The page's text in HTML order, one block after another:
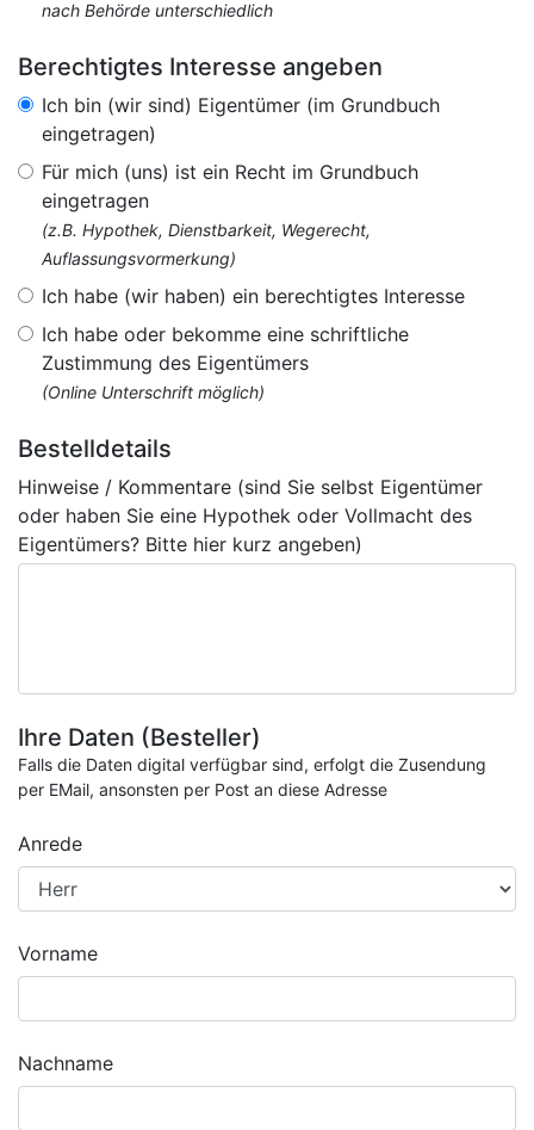
nach Behörde unterschiedlich
Berechtigtes Interesse angeben
Ich bin (wir sind) Eigentümer (im Grundbuch
eingetragen)
Für mich (uns) ist ein Recht im Grundbuch
eingetragen
(z.B. Hypothek, Dienstbarkeit, Wegerecht,
Auflassungsvormerkung)
Ich habe (wir haben) ein berechtigtes Interesse
Ich habe oder bekomme eine schriftliche
Zustimmung des Eigentümers
(Online Unterschrift möglich)
Bestelldetails
Hinweise / Kommentare (sind Sie selbst Eigentümer
oder haben Sie eine Hypothek oder Vollmacht des
Eigentümers? Bitte hier kurz angeben)
Ihre Daten (Besteller)
Falls die Daten digital verfügbar sind, erfolgt die Zusendung
per EMail, ansonsten per Post an diese Adresse
Anrede
Vorname
Nachname